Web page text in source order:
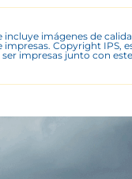
incluye imágenes de
impresas. Copyright IPS,
impresas junto con